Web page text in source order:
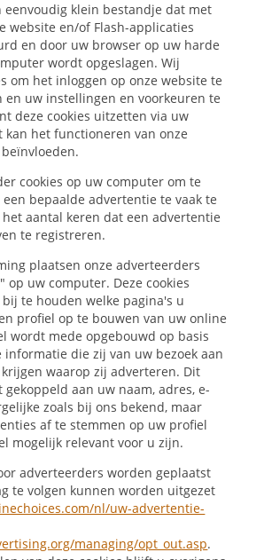
eenvoudig klein bestandje dat met
website en/of Flash-applicaties
en door uw browser op uw harde
wordt opgeslagen. Wij
om het inloggen op onze website te
en uw instellingen en voorkeuren te
deze cookies uitzetten via uw
kan het functioneren van onze
cookies op uw computer om te
bepaalde advertentie te vaak te
aantal keren dat een advertentie
te registreren.
plaatsen onze adverteerders
op uw computer. Deze cookies
te houden welke pagina's u
profiel op te bouwen van uw online
wordt mede opgebouwd op basis
informatie die zij van uw bezoek aan
waarop zij adverteren. Dit
aan uw naam, adres, e-
zoals bij ons bekend, maar
af te stemmen op uw profiel
mogelijk relevant voor u zijn.
adverteerders worden geplaatst
te volgen kunnen worden uitgezet
nl/uw-advertentie-
managing/opt_out.asp.